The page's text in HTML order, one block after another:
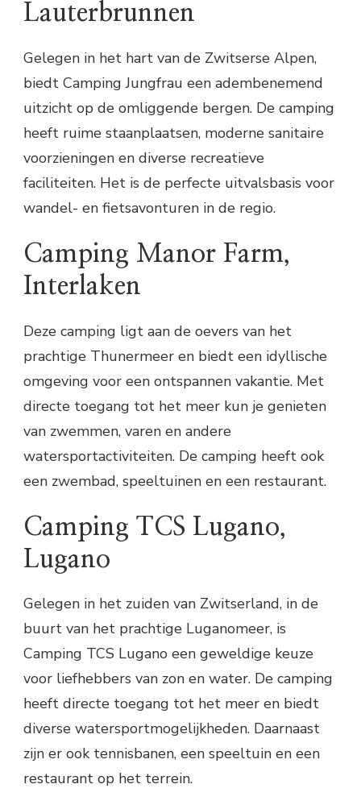
Lauterbrunnen
Gelegen in het hart van de Zwitserse Alpen,
biedt Camping Jungfrau een adembenemend
uitzicht op de omliggende bergen. De camping
heeft ruime staanplaatsen, moderne sanitaire
voorzieningen en diverse recreatieve
faciliteiten. Het is de perfecte uitvalsbasis voor
wandel- en fietsavonturen in de regio.
Camping Manor Farm,
Interlaken
Deze camping ligt aan de oevers van het
prachtige Thunermeer en biedt een idyllische
omgeving voor een ontspannen vakantie. Met
directe toegang tot het meer kun je genieten
van zwemmen, varen en andere
watersportactiviteiten. De camping heeft ook
een zwembad, speeltuinen en een restaurant.
Camping TCS Lugano,
Lugano
Gelegen in het zuiden van Zwitserland, in de
buurt van het prachtige Luganomeer, is
Camping TCS Lugano een geweldige keuze
voor liefhebbers van zon en water. De camping
heeft directe toegang tot het meer en biedt
diverse watersportmogelijkheden. Daarnaast
zijn er ook tennisbanen, een speeltuin en een
restaurant op het terrein.